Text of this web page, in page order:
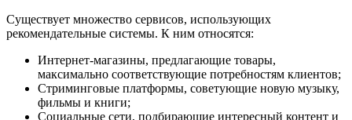
Существует множество сервисов, использующих
рекомендательные системы. К ним относятся:
Интернет-магазины, предлагающие товары,
максимально соответствующие потребностям клиентов;
Стриминговые платформы, советующие новую музыку,
фильмы и книги;
Социальные сети, подбирающие интересный контент и